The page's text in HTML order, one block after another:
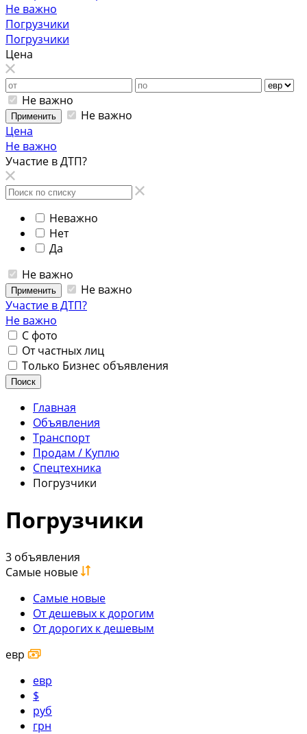
Не важно
Погрузчики
Погрузчики
Цена
Не важно
Применить
Не важно
Цена
Не важно
Участие в ДТП?
Неважно
Нет
Да
Не важно
Применить
Не важно
Участие в ДТП?
Не важно
С фото
От частных лиц
Только Бизнес объявления
Поиск
Главная
Объявления
Транспорт
Продам / Куплю
Спецтехника
Погрузчики
Погрузчики
3 объявления
Самые новые
Самые новые
От дешевых к дорогим
От дорогих к дешевым
евр
евр
$
руб
грн